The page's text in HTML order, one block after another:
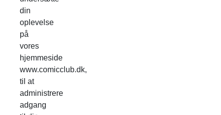
din
oplevelse
på
vores
hjemmeside
www.comicclub.dk,
til at
administrere
adgang